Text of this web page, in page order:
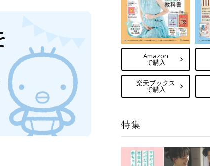
Amazon
で購入
楽天ブックス
で購入
特集